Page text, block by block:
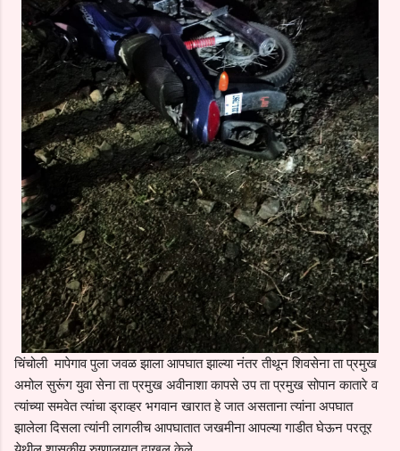
चिंचोली मापेगाव पुला जवळ झाला आपघात झाल्या नंतर तीथून शिवसेना ता प्रमुख
अमोल सुरूंग युवा सेना ता प्रमुख अवीनाशा कापसे उप ता प्रमुख सोपान कातारे व
त्यांच्या समवेत त्यांचा ड्राव्हर भगवान खारात हे जात असताना त्यांना अपघात
झालेला दिसला त्यांनी लागलीच आपघातात जखमीना आपल्या गाडीत घेऊन परतूर